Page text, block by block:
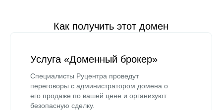
Как получить этот домен
Услуга «Доменный брокер»
Специалисты Руцентра проведут
переговоры с администратором домена о
его продаже по вашей цене и организуют
безопасную сделку.